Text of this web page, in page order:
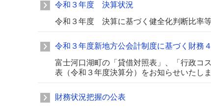
令和３年度 決算状況
令和３年度 決算に基づく健全化判断比率
令和３年度新地方公会計制度に基づく財務
富士河口湖町の「貸借対照表」、「行政コ
表（令和３年度決算分）をお知らせいたしま
財務状況把握の公表